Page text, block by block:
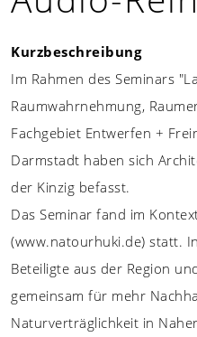
Kurzbeschreibung
Im Rahmen des Seminars
Raumwahrnehmung,
Fachgebiet Entwerfen +
Darmstadt haben sich
der Kinzig befasst.
Das Seminar fand im
(www.natourhuki.de) statt.
Beteiligte aus der Region
gemeinsam für mehr
Naturverträglichkeit in